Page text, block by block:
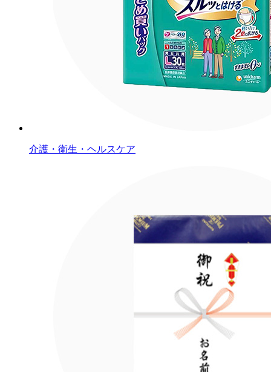
介護・衛生・ヘルスケア